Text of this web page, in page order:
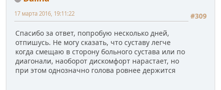
#309
17 марта 2016, 19:11:22
Спасибо за ответ, попробую несколько дней,
отпишусь. Не могу сказать, что суставу легче
когда смещаю в сторону больного сустава или по
диагонали, наоборот дискомфорт нарастает, но
при этом однозначно голова ровнее держится